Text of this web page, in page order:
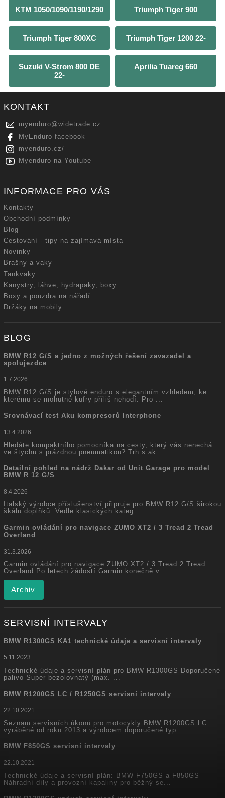
KTM 1050/1090/1190/1290 Triumph Tiger 900
Triumph Tiger 800XC Triumph Tiger 1200 22-
Suzuki V-Strom 800 DE
22-
Aprilia Tuareg 660
KONTAKT
myenduro@widetrade.cz
MyEnduro facebook
myenduro.cz/
Myenduro na Youtube
INFORMACE PRO VÁS
Kontakty
Obchodní podmínky
Blog
Cestování - tipy na zajímavá místa
Novinky
Brašny a vaky
Tankvaky
Kanystry, láhve, hydrapaky, boxy
Boxy a pouzdra na nářadí
Držáky na mobily
BLOG
BMW R12 G/S a jedno z možných řešení zavazadel a
spolujezdce
1.7.2026
BMW R12 G/S je stylové enduro s elegantním vzhledem, ke
kterému se mohutné kufry příliš nehodí. Pro ...
Srovnávací test Aku kompresorů Interphone
13.4.2026
Hledáte kompaktního pomocníka na cesty, který vás nenechá
ve štychu s prázdnou pneumatikou? Trh s ak...
Detailní pohled na nádrž Dakar od Unit Garage pro model
BMW R 12 G/S
8.4.2026
Italský výrobce příslušenství připruje pro BMW R12 G/S širokou
škálu doplňků. Vedle klasických kateg...
Garmin ovládání pro navigace ZUMO XT2 / 3 Tread 2 Tread
Overland
31.3.2026
Garmin ovládání pro navigace ZUMO XT2 / 3 Tread 2 Tread
Overland Po letech žádostí Garmin konečně v...
Archiv
SERVISNÍ INTERVALY
BMW R1300GS KA1 technické údaje a servisní intervaly
5.11.2023
Technické údaje a servisní plán pro BMW R1300GS Doporučené
palivo Super bezolovnatý (max. ...
BMW R1200GS LC / R1250GS servisní intervaly
22.10.2021
Seznam servisních úkonů pro motocykly BMW R1200GS LC
vyráběné od roku 2013 a výrobcem doporučené typ...
BMW F850GS servisní intervaly
22.10.2021
Technické údaje a servisní plán: BMW F750GS a F850GS
Náhradní díly a provozní kapaliny pro běžný se...